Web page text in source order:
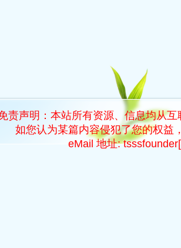
责声明：本站所有资源、信息均从
如您认为某篇内容侵犯了您的权益
eMail 地址: